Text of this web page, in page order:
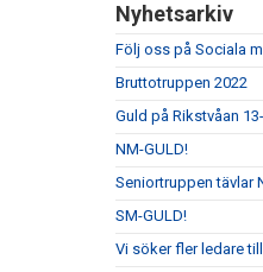
Nyhetsarkiv
Följ oss på Sociala
Bruttotruppen 2022
Guld på Rikstvåan
NM-GULD!
Seniortruppen tävlar
SM-GULD!
Vi söker fler ledare